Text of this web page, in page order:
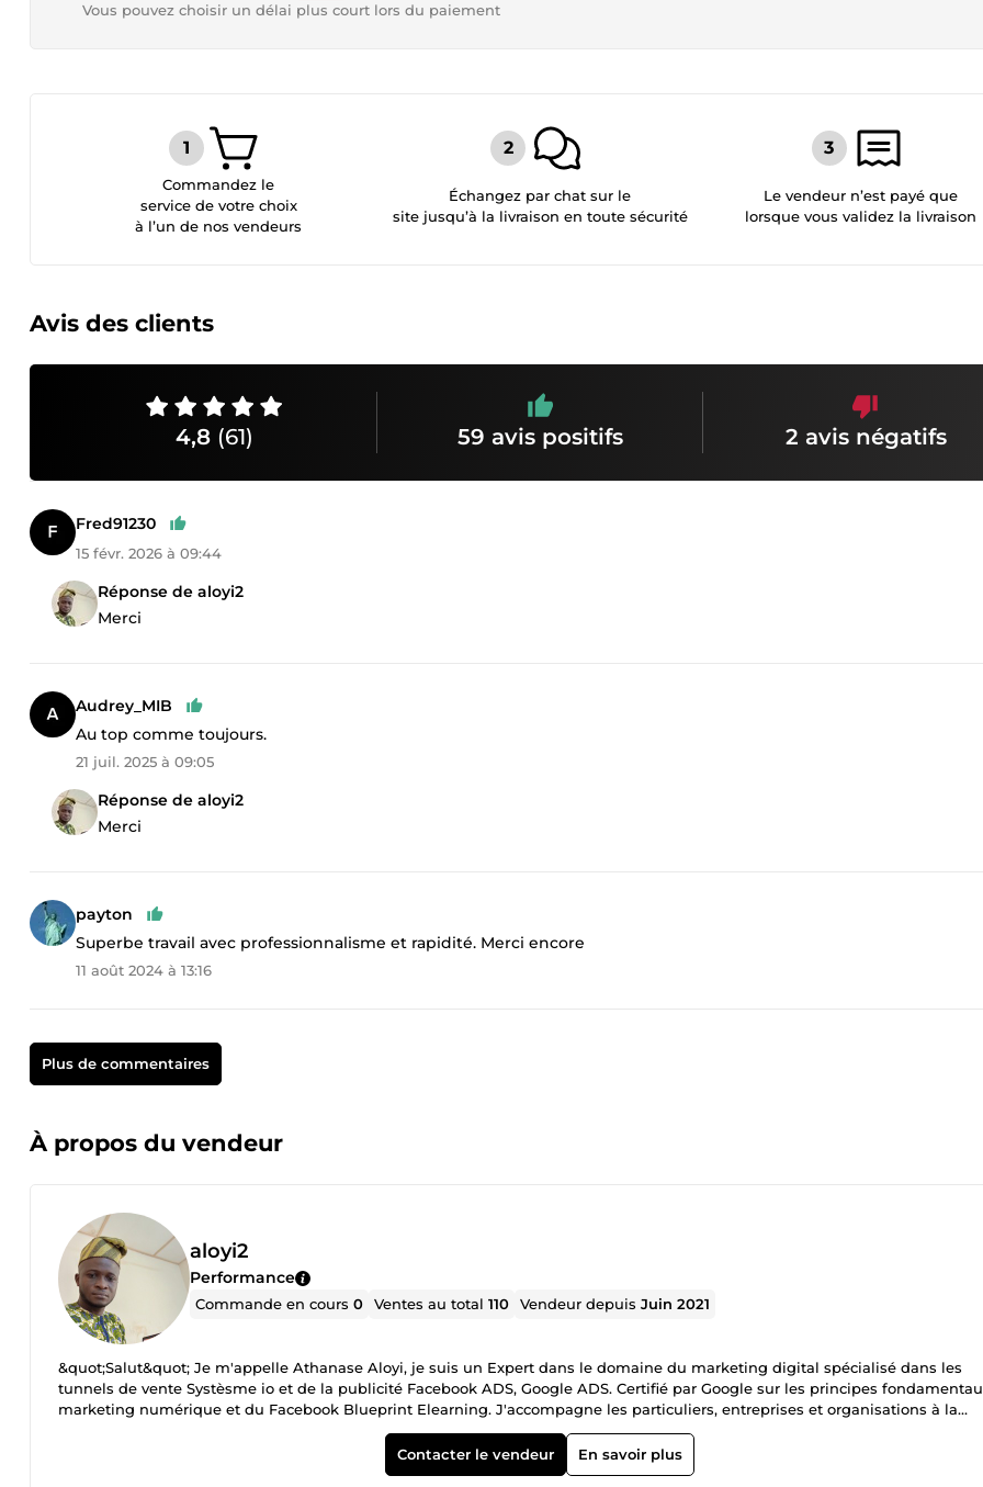
Vous pouvez choisir un délai plus court lors du paiement
Commandez le
service de votre choix
à l’un de nos vendeurs
Échangez par chat sur le
site jusqu’à la livraison en toute sécurité
Le vendeur n’est payé que
lorsque vous validez la livraison
Avis des clients
4,8 (61) 59 avis positifs 2 avis négatifs
Fred91230
15 févr. 2026 à 09:44
Réponse de aloyi2
Merci
Audrey_MIB
Au top comme toujours.
21 juil. 2025 à 09:05
Réponse de aloyi2
Merci
payton
Superbe travail avec professionnalisme et rapidité. Merci encore
11 août 2024 à 13:16
Plus de commentaires
À propos du vendeur
aloyi2
Performance
Commande en cours0 Ventes au total110 Vendeur depuisJuin 2021
&quot;Salut&quot; Je m'appelle Athanase Aloyi, je suis un Expert dans le domaine du marketing digital spécialisé dans les
tunnels de vente Systèsme io et de la publicité Facebook ADS, Google ADS. Certifié par Google sur les principes
marketing numérique et du Facebook Blueprint Elearning. J'accompagne les particuliers, entreprises et organisations à la
digitalisation de leurs activités en ligne afin de faire croître leurs chiffres d'affaires. Je prends chaque nouveau projet comme
miens et je veille toujours d'être à la hauteur sur chaque projet qu'on me confie en leur offrant toute mon expertise dans ce
domaine qu'est le web marketing qui de nos jours est indispensable pour la promotion des produits/services en ligne. Je suis
Contacter le vendeur En savoir plus